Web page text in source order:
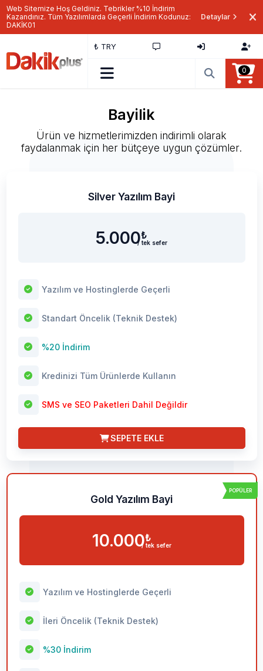
Web Sitemize Hoş Geldiniz. Tebrikler %10 İndirim
Kazandınız. Tüm Yazılımlarda Geçerli İndirim Kodunuz:
DAKİK01
Detaylar
₺ TRY
0
Bayilik
Ürün ve hizmetlerimizden indirimli olarak
faydalanmak için her bütçeye uygun çözümler.
Silver Yazılım Bayi
5.000₺
/ tek sefer
Yazılım ve Hostinglerde Geçerli
Standart Öncelik (Teknik Destek)
%20 İndirim
Kredinizi Tüm Ürünlerde Kullanın
SMS ve SEO Paketleri Dahil Değildir
SEPETE EKLE
POPÜLER
Gold Yazılım Bayi
10.000₺
/ tek sefer
Yazılım ve Hostinglerde Geçerli
İleri Öncelik (Teknik Destek)
%30 İndirim